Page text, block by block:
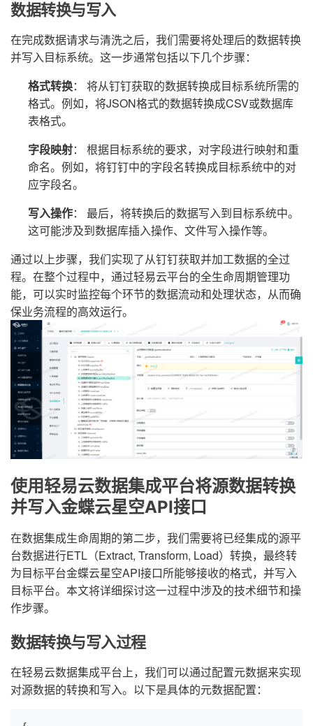
数据转换与写入
在完成数据请求与清洗之后，我们需要将处理后的数据转换
并写入目标系统。这一步通常包括以下几个步骤：
格式转换： 将从钉钉获取的数据转换成目标系统所需的
格式。例如，将JSON格式的数据转换成CSV或数据库
表格式。
字段映射： 根据目标系统的要求，对字段进行映射和重
命名。例如，将钉钉中的字段名转换成目标系统中的对
应字段名。
写入操作： 最后，将转换后的数据写入到目标系统中。
这可能涉及到数据库插入操作、文件写入操作等。
通过以上步骤，我们实现了从钉钉获取并加工数据的全过
程。在整个过程中，通过轻易云平台的全生命周期管理功
能，可以实时监控每个环节的数据流动和处理状态，从而确
保业务流程的高效运行。
使用轻易云数据集成平台将源数据转换
并写入金蝶云星空API接口
在数据集成生命周期的第二步，我们需要将已经集成的源平
台数据进行ETL（Extract, Transform, Load）转换，最终转
为目标平台金蝶云星空API接口所能够接收的格式，并写入
目标平台。本文将详细探讨这一过程中涉及的技术细节和操
作步骤。
数据转换与写入过程
在轻易云数据集成平台上，我们可以通过配置元数据来实现
对源数据的转换和写入。以下是具体的元数据配置：